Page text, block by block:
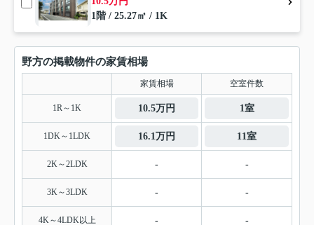
1階 / 25.27㎡ / 1K
野方の掲載物件の家賃相場
家賃相場 空室件数
1R～1K 10.5万円 1室
1DK～1LDK 16.1万円 11室
2K～2LDK - -
3K～3LDK - -
4K～4LDK以上 - -